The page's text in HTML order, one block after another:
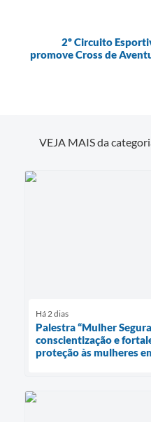
2º Circuito
promove Cross de
VEJA MAIS da
Há 2 dias
Palestra “Mulher
conscientização e
proteção às mulheres